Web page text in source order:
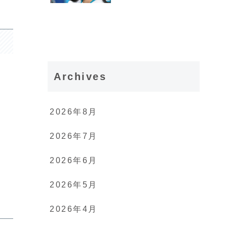
Archives
2026年8月
2026年7月
2026年6月
2026年5月
2026年4月